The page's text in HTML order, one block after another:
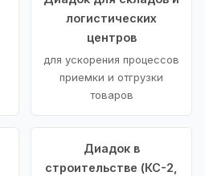
логистических
центров
для ускорения процессов
приемки и отгрузки
товаров
Диадок в
строительстве (КС-2,